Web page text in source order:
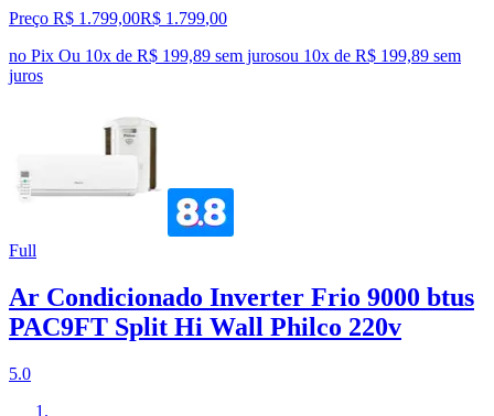
Preço R$ 1.799,00R$ 1.799,00
no Pix Ou 10x de R$ 199,89 sem jurosou 10x de R$ 199,89 sem
juros
Full
Ar Condicionado Inverter Frio 9000 btus
PAC9FT Split Hi Wall Philco 220v
5.0